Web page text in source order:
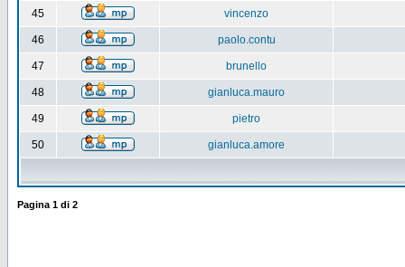
45 vincenzo
46 paolo.contu
47 brunello
48 gianluca.mauro
49 pietro
50 gianluca.amore
Pagina 1 di 2